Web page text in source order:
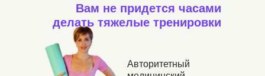
Вам не придется часами
делать тяжелые тренировки
Авторитетный